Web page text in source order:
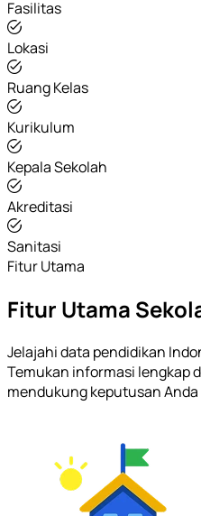
Fasilitas
Lokasi
Ruang Kelas
Kurikulum
Kepala Sekolah
Akreditasi
Sanitasi
Fitur Utama
Fitur Utama
Jelajahi data pendidikan
Temukan informasi lengkap
mendukung keputusan